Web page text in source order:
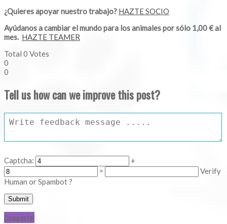
¿Quieres apoyar nuestro trabajo? HAZTE SOCIO
Ayúdanos a cambiar el mundo para los animales por sólo 1,00 € al
mes. HAZTE TEAMER
Total 0 Votes
0
0
Tell us how can we improve this post?
Captcha:
+
=
Verify
Human or Spambot ?
Comparte!